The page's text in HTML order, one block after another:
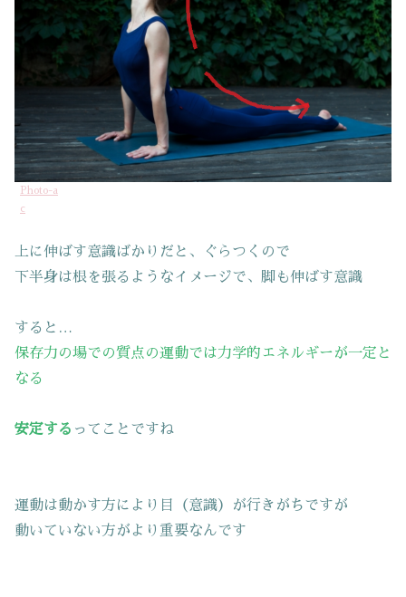
Photo-a
c
上に伸ばす意識ばかりだと、ぐらつくので
下半身は根を張るようなイメージで、脚も伸ばす意識
すると…
保存力の場での質点の運動では力学的エネルギーが一定と
なる
安定する ってことですね
運動は動かす方により目（意識）が行きがちですが
動いていない方がより重要なんです